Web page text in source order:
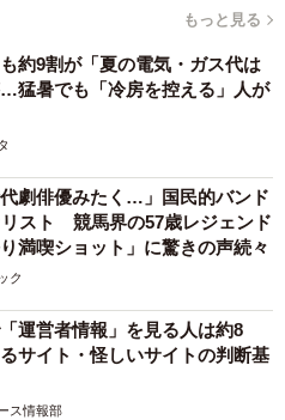
クとなっている。最近の雨量
は、尋常ではありません。今
が、不安ではあります（60
）
30代 女性）
地震などの心配はありませ
宅などの端材や木の枝とか
もっと見る
約9割が「夏の電気・ガス代は
猛暑でも「冷房を控える」人が
代劇俳優みたく…」国民的バンド
スト 競馬界の57歳レジェンド
満喫ショット」に驚きの声続々
ク
運営者情報」を見る人は約8
サイト・怪しいサイトの判断基
ス情報部